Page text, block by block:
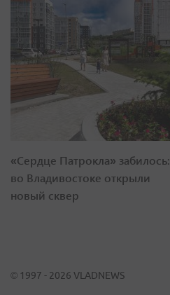
«Сердце Патрокла» забилось:
во Владивостоке открыли
новый сквер
© 1997 - 2026 VLADNEWS